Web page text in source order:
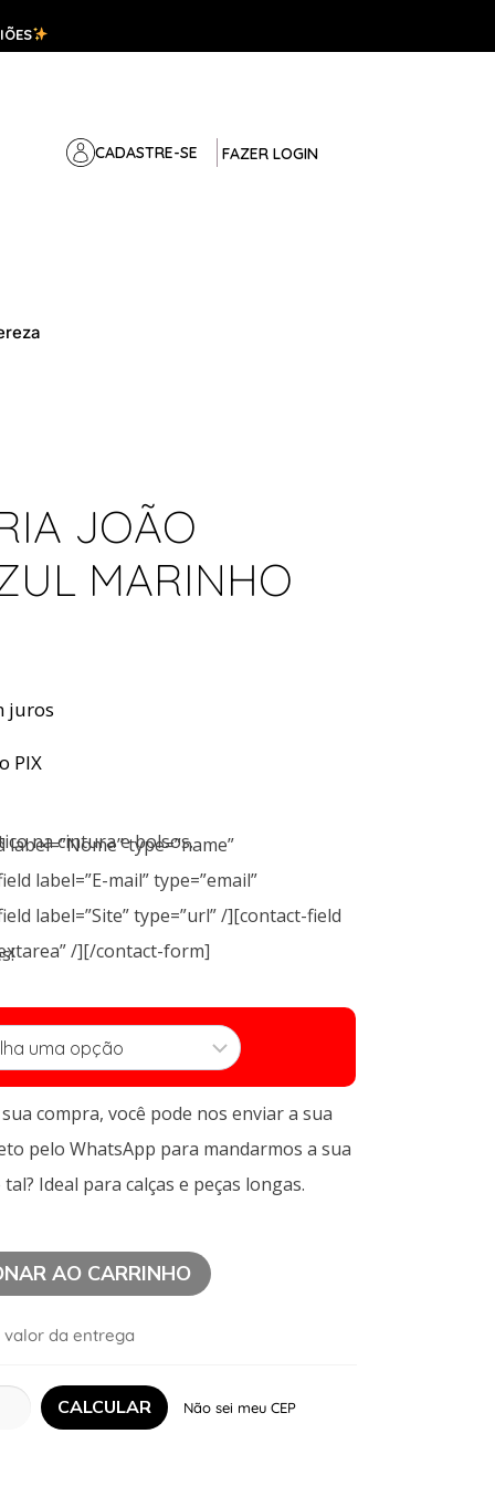
CADASTRE-SE FAZER LOGIN
JOÃO
MARINHO
juros
PIX
na cintura e bolsos.
type=”name”
label=”E-mail” type=”email”
label=”Site” type=”url” /][contact-field
/][/contact-form]
compra, você pode nos enviar a sua
pelo WhatsApp para mandarmos a sua
Ideal para calças e peças longas.
AO CARRINHO
valor da entrega
Não sei meu CEP